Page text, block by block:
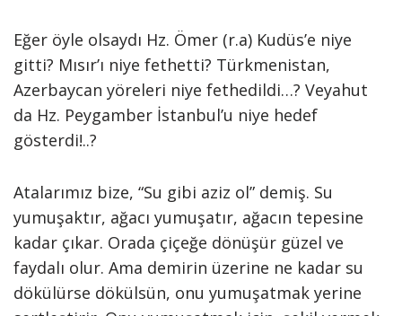
Eğer öyle olsaydı Hz. Ömer (r.a) Kudüs’e niye
gitti? Mısır’ı niye fethetti? Türkmenistan,
Azerbaycan yöreleri niye fethedildi…? Veyahut
da Hz. Peygamber İstanbul’u niye hedef
gösterdi!..?
Atalarımız bize, “Su gibi aziz ol” demiş. Su
yumuşaktır, ağacı yu­muşatır, ağacın tepesine
kadar çıkar. Orada çiçeğe dönüşür güzel ve
faydalı olur. Ama demirin üzerine ne kadar su
dökülürse dökülsün, onu yumuşatmak yerine